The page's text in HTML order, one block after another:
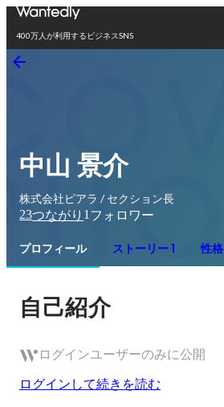
400万人が利用するビジネスSNS
中山 景介
株式会社ピアラ / セクション長
23つながり 1 フォロワー
プロフィール ストーリー 1 性格
自己紹介
ログインユーザーのみに公開
ログインして続きを読む